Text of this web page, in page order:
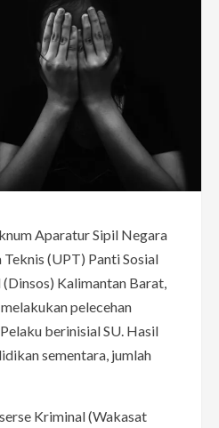
Aparatur Sipil Negara
(UPT) Panti Sosial
(Dinsos) Kalimantan Barat,
pelecehan
berinisial SU. Hasil
sementara, jumlah
Kriminal (Wakasat